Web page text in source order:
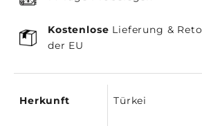
Kostenlose Lieferung &
der EU
Herkunft Türkei